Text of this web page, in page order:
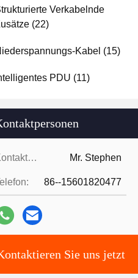
Verkabelnde
(22)
Kabel (15)
PDU (11)
Kontaktpersonen: Mr. Stephen
86--15601820477
Sie uns jetzt